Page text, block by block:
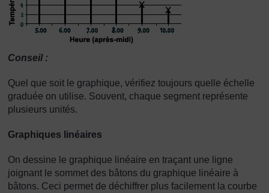
Conseil :
Quel que soit le graphique, vérifiez toujours quelle échelle
graduée on utilise. Souvent, chaque segment représente
plusieurs unités.
Graphiques linéaires
On dessine le graphique linéaire en traçant une ligne
joignant le sommet des bâtons du graphique linéaire à
bâtons. Ceci permet de déchiffrer plus facilement la courbe